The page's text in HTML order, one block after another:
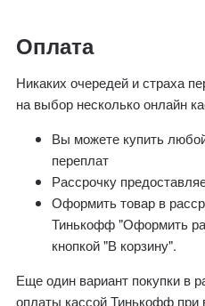
Оплата
Никаких очередей и страха
на выбор несколько онлайн
Вы можете купить
переплат
Рассрочку
Оформить товар в
Тинькофф "Оформить
кнопкой "В корзину".
Еще один вариант покупки в
оплаты кассой Тинькофф при